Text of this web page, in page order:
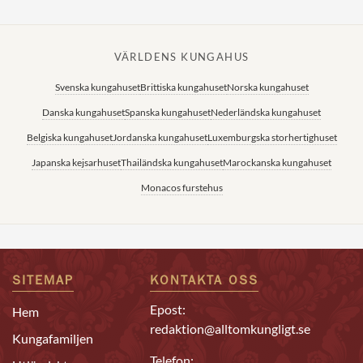
VÄRLDENS KUNGAHUS
Svenska kungahusetBrittiska kungahusetNorska kungahuset
Danska kungahusetSpanska kungahusetNederländska kungahuset
Belgiska kungahusetJordanska kungahusetLuxemburgska storhertighuset
Japanska kejsarhusetThailändska kungahusetMarockanska kungahuset
Monacos furstehus
SITEMAP
Hem
Kungafamiljen
KONTAKTA OSS
Epost:
redaktion@alltomkungligt.se